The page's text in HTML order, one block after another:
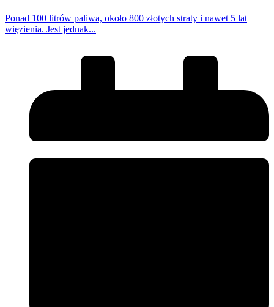
Ponad 100 litrów paliwa, około 800 złotych straty i nawet 5 lat
więzienia. Jest jednak...